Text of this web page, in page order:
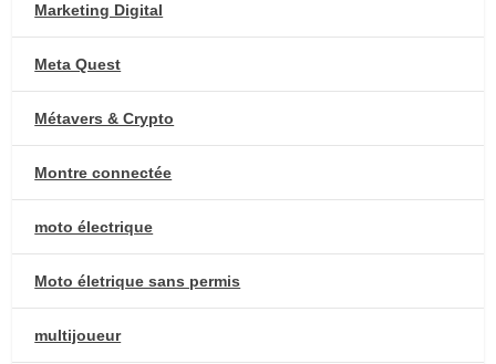
Marketing Digital
Meta Quest
Métavers & Crypto
Montre connectée
moto électrique
Moto életrique sans permis
multijoueur